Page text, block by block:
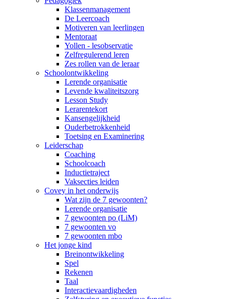
Klassenmanagement
De Leercoach
Motiveren van leerlingen
Mentoraat
Yollen - lesobservatie
Zelfregulerend leren
Zes rollen van de leraar
Schoolontwikkeling
Lerende organisatie
Levende kwaliteitszorg
Lesson Study
Lerarentekort
Kansengelijkheid
Ouderbetrokkenheid
Toetsing en Examinering
Leiderschap
Coaching
Schoolcoach
Inductietraject
Vaksecties leiden
Covey in het onderwijs
Wat zijn de 7 gewoonten?
Lerende organisatie
7 gewoonten po (LiM)
7 gewoonten vo
7 gewoonten mbo
Het jonge kind
Breinontwikkeling
Spel
Rekenen
Taal
Interactievaardigheden